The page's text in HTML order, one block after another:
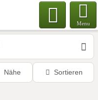
Menu
Nähe Sortieren